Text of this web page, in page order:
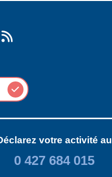
votre activité au
0 427 684 015